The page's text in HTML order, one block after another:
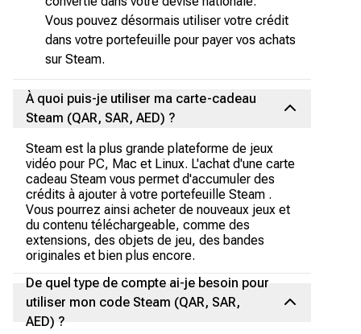
Vous pouvez désormais utiliser votre crédit
dans votre portefeuille pour payer vos achats
sur Steam.
À quoi puis-je utiliser ma carte-cadeau
Steam (QAR, SAR, AED) ?
Steam est la plus grande plateforme de jeux
vidéo pour PC, Mac et Linux. L'achat d'une carte
cadeau Steam vous permet d'accumuler des
crédits à ajouter à votre portefeuille Steam .
Vous pourrez ainsi acheter de nouveaux jeux et
du contenu téléchargeable, comme des
extensions, des objets de jeu, des bandes
originales et bien plus encore.
De quel type de compte ai-je besoin pour
utiliser mon code Steam (QAR, SAR,
AED) ?